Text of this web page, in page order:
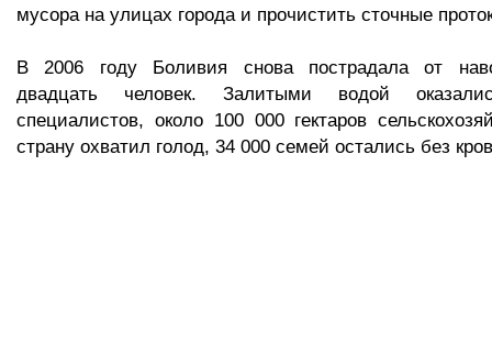
мусора на улицах города и прочистить сточные
В 2006 году Боливия снова пострадала от
двадцать человек. Залитыми водой
специалистов, около 100 000 гектаров
страну охватил голод, 34 000 семей остались без